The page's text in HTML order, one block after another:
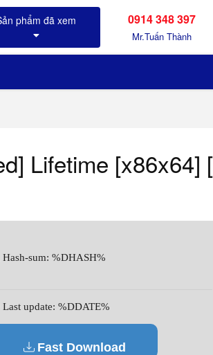
0914 348 397
Mr.Tuấn Thành
Lifetime [x86x64]
Hash-sum: %DHASH%
Last update: %DDATE%
Fast Download